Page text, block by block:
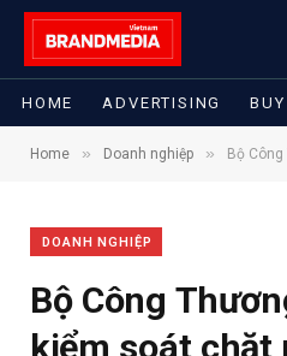
HOME ADVERTISING
Home » Doanh nghiệp » Bộ Công
DOANH NGHIỆP
Bộ Công
kiểm soát chặt